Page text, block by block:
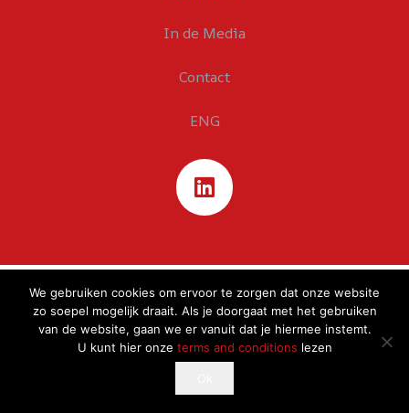
In de Media
Contact
ENG
If you continue to use this site, you agree with it.
We gebruiken cookies om ervoor te zorgen dat onze website
zo soepel mogelijk draait. Als je doorgaat met het gebruiken
van de website, gaan we er vanuit dat je hiermee instemt.
U kunt hier onze terms and conditions lezen